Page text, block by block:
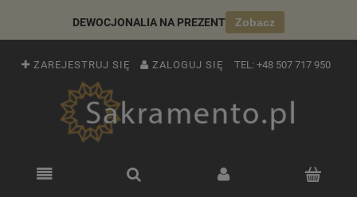
DEWOCJONALIA NA PREZENT Zobacz
ZAREJESTRUJ SIĘ ZALOGUJ SIĘ TEL: +48 507 717 950